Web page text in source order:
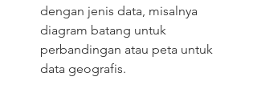
dengan jenis data, misalnya
diagram batang untuk
perbandingan atau peta untuk
data geografis.